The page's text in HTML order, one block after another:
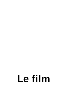
Le film